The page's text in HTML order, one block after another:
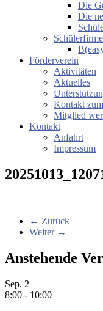
Die
Die
Förderverein
Aktivitäten
Aktuelles
Kontakt
Mitglied
Kontakt
Anfahrt
Impressum
← Zurück
Weiter →
Anstehende
Sep. 2
8:00 - 10:00